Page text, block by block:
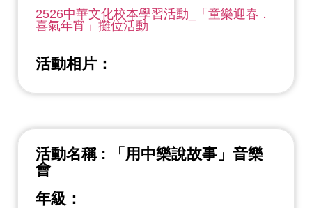
2526中華文化校本學習活動_「童樂迎春．
喜氣年宵」攤位活動
活動相片：
活動名稱 : 「用中樂說故事」音樂
會
年級：